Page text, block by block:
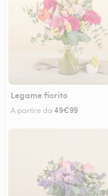
Legame fiorito
A partire da 49€99